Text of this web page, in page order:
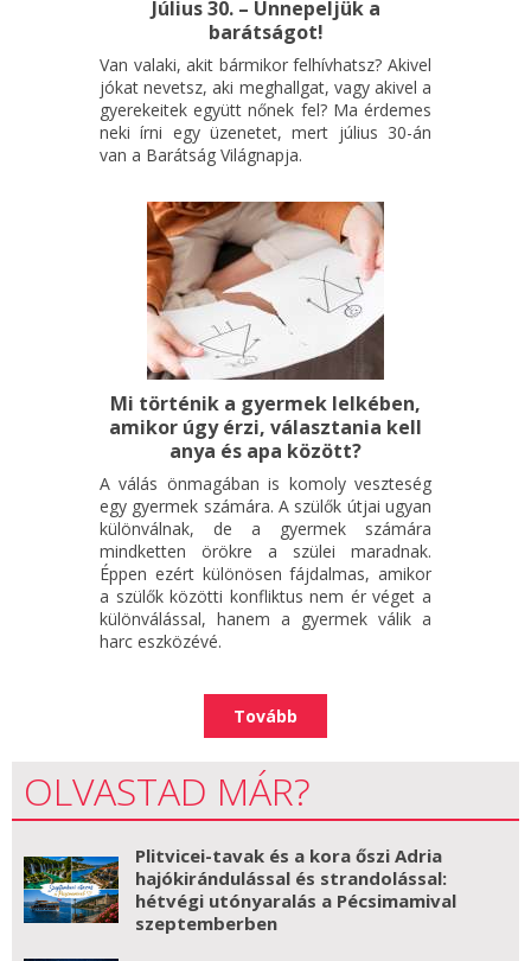
Július 30. – Ünnepeljük a
barátságot!
Van valaki, akit bármikor felhívhatsz? Akivel
jókat nevetsz, aki meghallgat, vagy akivel a
gyerekeitek együtt nőnek fel? Ma érdemes
neki írni egy üzenetet, mert július 30-án
van a Barátság Világnapja.
Mi történik a gyermek lelkében,
amikor úgy érzi, választania kell
anya és apa között?
A válás önmagában is komoly veszteség
egy gyermek számára. A szülők útjai ugyan
különválnak, de a gyermek számára
mindketten örökre a szülei maradnak.
Éppen ezért különösen fájdalmas, amikor
a szülők közötti konfliktus nem ér véget a
különválással, hanem a gyermek válik a
harc eszközévé.
Tovább
OLVASTAD MÁR?
Plitvicei-tavak és a kora őszi Adria
hajókirándulással és strandolással:
hétvégi utónyaralás a Pécsimamival
szeptemberben